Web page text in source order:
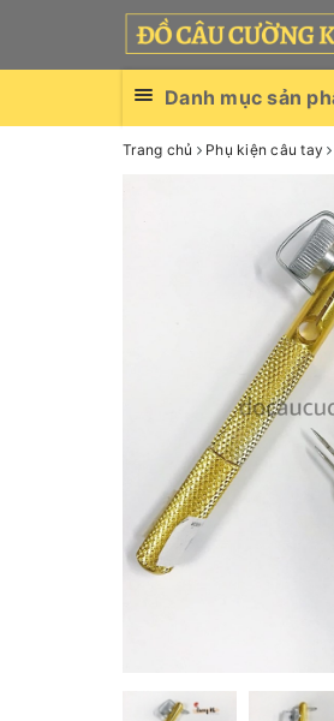
Danh mục sản
Trang chủ Phụ kiện câu tay